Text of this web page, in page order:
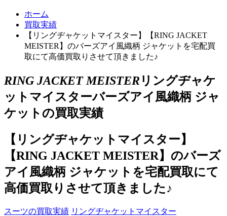
ホーム
買取実績
【リングヂャケットマイスター】【RING JACKET
MEISTER】のバーズアイ風織柄 ジャケットを宅配買
取にて高価買取りさせて頂きました♪
RING JACKET MEISTER リングヂャケ
ットマイスターバーズアイ風織柄 ジャ
ケットの買取実績
【リングヂャケットマイスター】
【RING JACKET MEISTER】のバーズ
アイ風織柄 ジャケットを宅配買取にて
高価買取りさせて頂きました♪
スーツの買取実績 リングヂャケットマイスター